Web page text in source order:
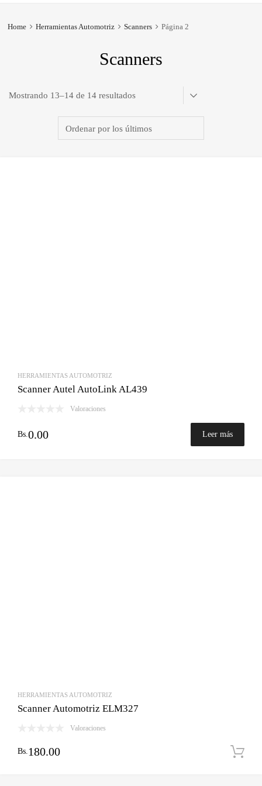
Home Herramientas Automotriz Scanners Página 2
Scanners
Mostrando 13–14 de 14 resultadosOrdenado
por
los
HERRAMIENTAS AUTOMOTRIZ
Scanner Autel AutoLink AL439
Valoraciones
Bs. 0.00 Leer más
HERRAMIENTAS AUTOMOTRIZ
Scanner Automotriz ELM327
Valoraciones
Bs.180.00